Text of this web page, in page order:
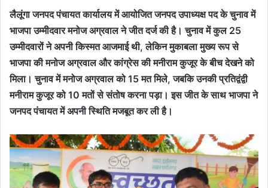
लैलूंगा जनपद पंचायत कार्यालय में आयोजित जनपद उपाध्यक्ष पद के चुनाव में
भाजपा उम्मीदवार मनोज अग्रवाल ने जीत दर्ज की है। चुनाव में कुल 25
उम्मीदवारों ने अपनी किस्मत आजमाई थी, लेकिन मुकाबला मुख्य रूप से
भाजपा की मनोज अग्रवाल और कांग्रेस की मनीराम कुजूर के बीच देखने को
मिला। चुनाव में मनोज अग्रवाल को 15 मत मिले, जबकि उनकी प्रतिद्वंद्वी
मनीराम कुजूर को 10 मतों से संतोष करना पड़ा। इस जीत के साथ भाजपा ने
जनपद पंचायत में अपनी स्थिति मजबूत कर ली है।